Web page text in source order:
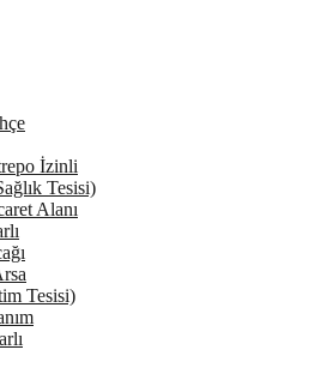
İzinli
Tesisi)
Alanı
Tesisi)